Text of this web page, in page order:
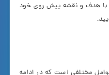
با هدف و نقشه پیش روی خود